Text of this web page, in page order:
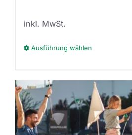
inkl. MwSt.
Ausführung wählen
weist
mehrere
Varianten
auf.